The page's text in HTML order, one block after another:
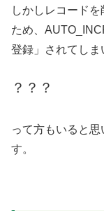
しかしレコード
ため、
登録」されてしま
？？？
って方もいると
す。